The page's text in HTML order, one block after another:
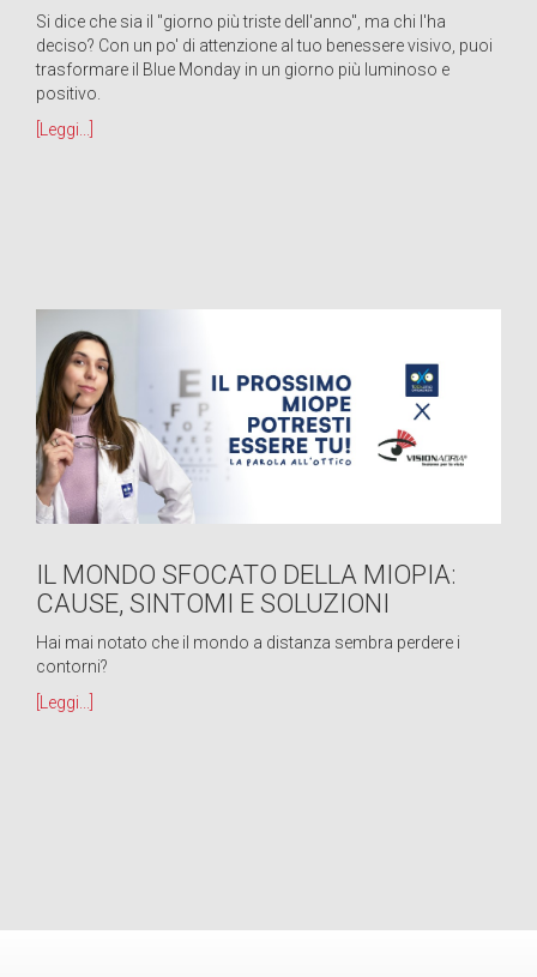
Si dice che sia il "giorno più triste dell'anno", ma chi l'ha
deciso? Con un po' di attenzione al tuo benessere visivo, puoi
trasformare il Blue Monday in un giorno più luminoso e
positivo.
[Leggi...]
IL MONDO SFOCATO DELLA MIOPIA:
CAUSE, SINTOMI E SOLUZIONI
Hai mai notato che il mondo a distanza sembra perdere i
contorni?
[Leggi...]